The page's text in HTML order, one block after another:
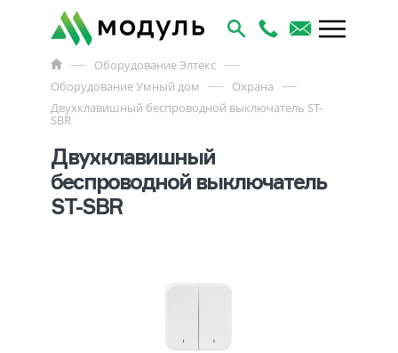
Оборудование Элтекс
Оборудование Умный дом
Охрана
Двухклавишный беспроводной выключатель ST-
SBR
Двухклавишный
беспроводной выключатель
ST-SBR